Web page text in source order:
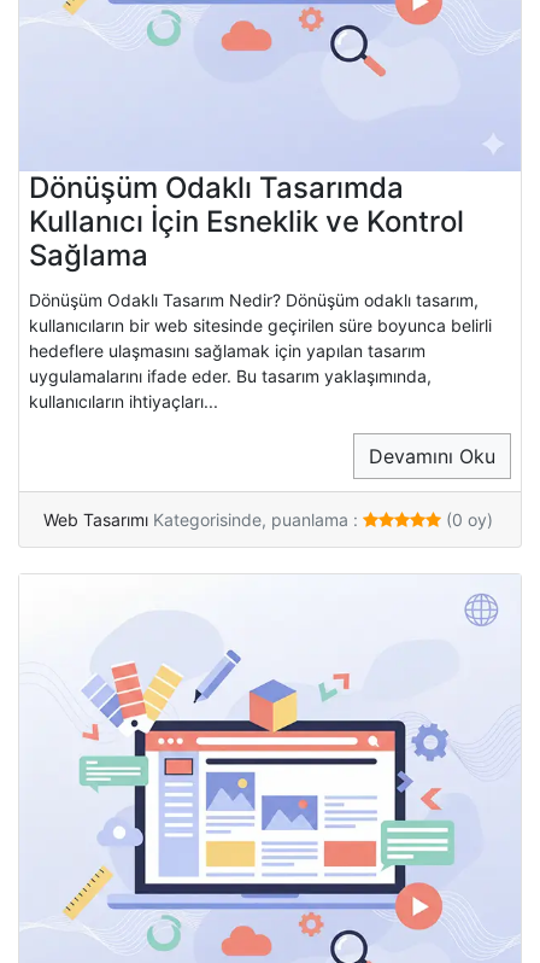
Dönüşüm Odaklı Tasarımda
Kullanıcı İçin Esneklik ve Kontrol
Sağlama
Dönüşüm Odaklı Tasarım Nedir? Dönüşüm odaklı tasarım,
kullanıcıların bir web sitesinde geçirilen süre boyunca belirli
hedeflere ulaşmasını sağlamak için yapılan tasarım
uygulamalarını ifade eder. Bu tasarım yaklaşımında,
kullanıcıların ihtiyaçları...
Devamını Oku
Web Tasarımı Kategorisinde, puanlama : (0 oy)